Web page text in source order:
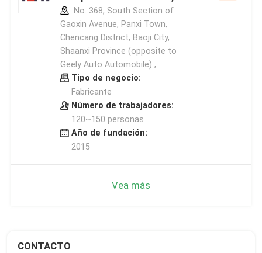
No. 368, South Section of
Gaoxin Avenue, Panxi Town,
Chencang District, Baoji City,
Shaanxi Province (opposite to
Geely Auto Automobile) ,
Tipo de negocio:
Fabricante
Número de trabajadores:
120~150 personas
Año de fundación:
2015
Vea más
CONTACTO